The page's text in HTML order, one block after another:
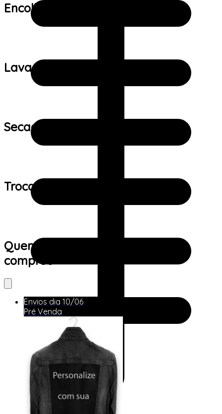
Encolhimento:
Lavagem:
Secagem:
Trocas e devoluções:
Quem viu este produto também
comprou